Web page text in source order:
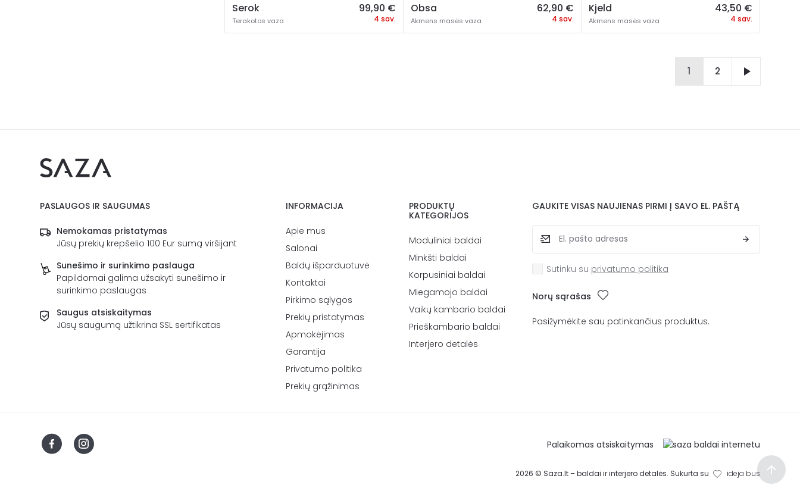
Serok
Terakotos vaza
99,90 €
4 sav.
Obsa
Akmens masės vaza
62,90 €
4 sav.
Kjeld
Akmens masės vaza
43,50 €
4 sav.
1 2
PASLAUGOS IR SAUGUMAS
Nemokamas pristatymas
Jūsų prekių krepšelio 100 Eur sumą viršijant
Sunešimo ir surinkimo paslauga
Papildomai galima užsakyti sunešimo ir
surinkimo paslaugas
Saugus atsiskaitymas
Jūsų saugumą užtikrina SSL sertifikatas
INFORMACIJA
Apie mus
Salonai
Baldų išparduotuvė
Kontaktai
Pirkimo sąlygos
Prekių pristatymas
Apmokėjimas
Garantija
Privatumo politika
Prekių grąžinimas
PRODUKTŲ
KATEGORIJOS
Moduliniai baldai
Minkšti baldai
Korpusiniai baldai
Miegamojo baldai
Vaikų kambario baldai
Prieškambario baldai
Interjero detalės
GAUKITE VISAS NAUJIENAS PIRMI Į SAVO EL. PAŠTĄ
Sutinku su privatumo politika
Norų sąrašas
Pasižymėkite sau patinkančius produktus.
Palaikomas atsiskaitymas
2026 © Saza.lt – baldai ir interjero detalės. Sukurta su idėja bus